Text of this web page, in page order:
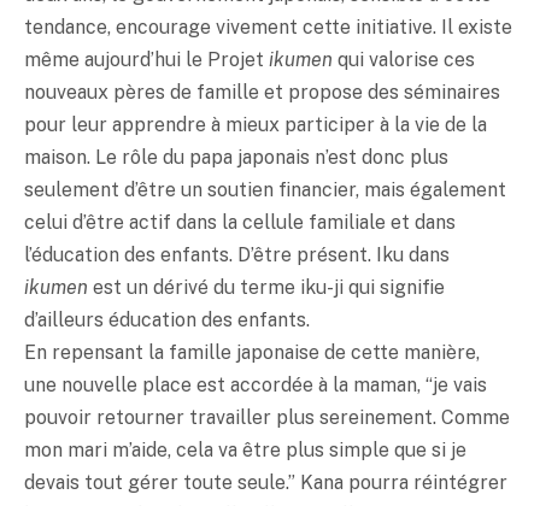
tendance, encourage vivement cette initiative. Il existe
même aujourd’hui le Projet ikumen qui valorise ces
nouveaux pères de famille et propose des séminaires
pour leur apprendre à mieux participer à la vie de la
maison. Le rôle du papa japonais n’est donc plus
seulement d’être un soutien financier, mais également
celui d’être actif dans la cellule familiale et dans
l’éducation des enfants. D’être présent. Iku dans
ikumen est un dérivé du terme iku-ji qui signifie
d’ailleurs éducation des enfants.
En repensant la famille japonaise de cette manière,
une nouvelle place est accordée à la maman, “je vais
pouvoir retourner travailler plus sereinement. Comme
mon mari m’aide, cela va être plus simple que si je
devais tout gérer toute seule.” Kana pourra réintégrer